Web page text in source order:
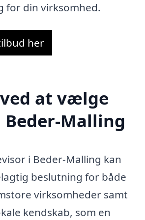
for din virksomhed.
her
at vælge
Beder-Malling
i Beder-Malling kan
beslutning for både
virksomheder samt
kendskab, som en